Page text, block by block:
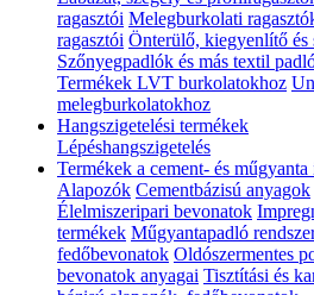
ragasztói Melegburkolati
ragasztói Önterülő, kiegyenlítő és
Szőnyegpadlók és más textil
Termékek LVT burkolatokhoz
melegburkolatokhoz
Hangszigetelési termékek
Lépéshangszigetelés
Termékek a cement- és
Alapozók Cementbázisú anyagok
Élelmiszeripari bevonatok
termékek Műgyantapadló
fedőbevonatok Oldószermentes
bevonatok anyagai Tisztítási és